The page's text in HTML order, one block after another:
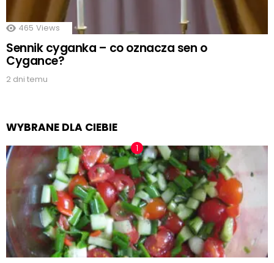
465 Views
Sennik cyganka – co oznacza sen o
Cygance?
2 dni temu
WYBRANE DLA CIEBIE